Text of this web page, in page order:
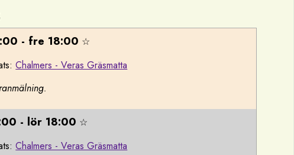
- fre 18:00 ☆
Chalmers - Veras Gräsmatta
- lör 18:00 ☆
Chalmers - Veras Gräsmatta